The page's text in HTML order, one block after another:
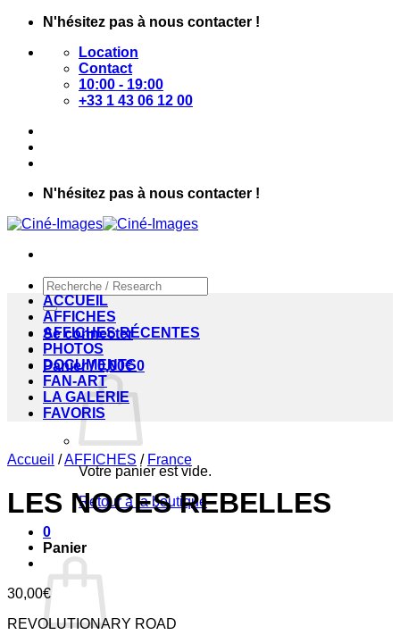
Passer
contenu
N'hésitez pas à nous contacter !
Location
Contact
10:00 - 19:00
+33 1 43 06 12 00
N'hésitez pas à nous contacter !
Recherche
pour :
Se connecter
Panier /0,00€ 0
Votre panier est vide.
Retour à la boutique
0
Panier
ACCUEIL
AFFICHES
AFFICHES RÉCENTES
PHOTOS
DOCUMENTS
FAN-ART
LA GALERIE
FAVORIS
Accueil /AFFICHES / France
LES NOCES REBELLES
30,00€
REVOLUTIONARY ROAD